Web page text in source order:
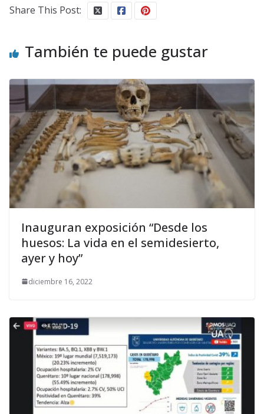
Share This Post:
También te puede gustar
Inauguran exposición “Desde los
huesos: La vida en el semidesierto,
ayer y hoy”
diciembre 16, 2022